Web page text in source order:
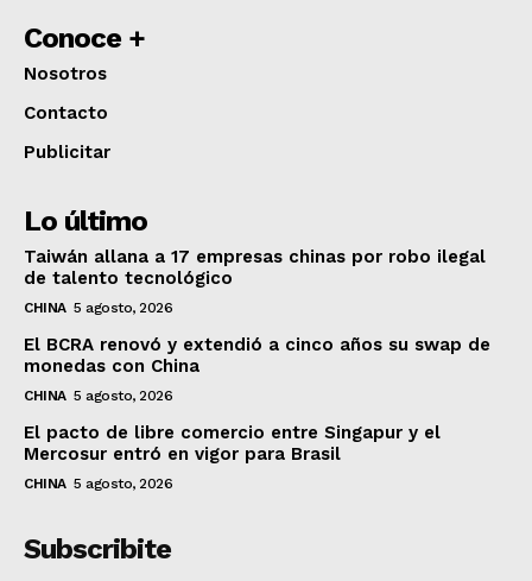
Conoce +
Nosotros
Contacto
Publicitar
Lo último
Taiwán allana a 17 empresas chinas por robo ilegal
de talento tecnológico
CHINA 5 agosto, 2026
El BCRA renovó y extendió a cinco años su swap de
monedas con China
CHINA 5 agosto, 2026
El pacto de libre comercio entre Singapur y el
Mercosur entró en vigor para Brasil
CHINA 5 agosto, 2026
Subscribite